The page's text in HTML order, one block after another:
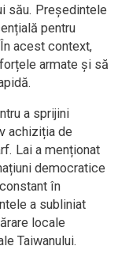
său. Președintele
pentru
acest context,
armate și să
a sprijini
achiziția de
Lai a menționat
democratice
în
a subliniat
locale
Taiwanului.